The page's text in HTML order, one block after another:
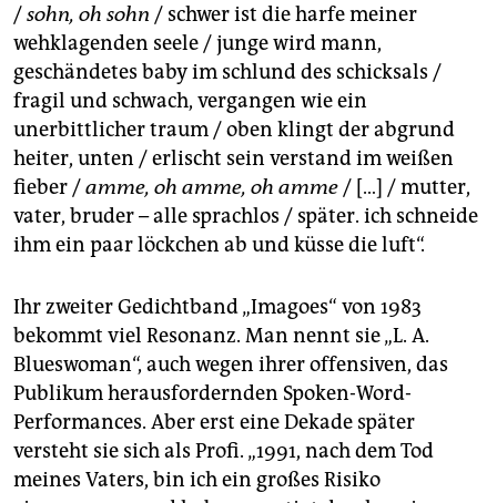
/sohn, oh sohn / schwer ist die harfe meiner
wehklagenden seele / junge wird mann,
geschändetes baby im schlund des schicksals /
fragil und schwach, vergangen wie ein
unerbittlicher traum / oben klingt der abgrund
heiter, unten / erlischt sein verstand im weißen
fieber /amme, oh amme, oh amme / […] / mutter,
vater, bruder – alle sprachlos / später. ich schneide
ihm ein paar löckchen ab und küsse die luft“.
Ihr zweiter Gedichtband „Imagoes“ von 1983
bekommt viel Resonanz. Man nennt sie „L. A.
Blueswoman“, auch wegen ihrer offensiven, das
Publikum herausfordernden Spoken-Word-
Performances. Aber erst eine Dekade später
versteht sie sich als Profi. „1991, nach dem Tod
meines Vaters, bin ich ein großes Risiko